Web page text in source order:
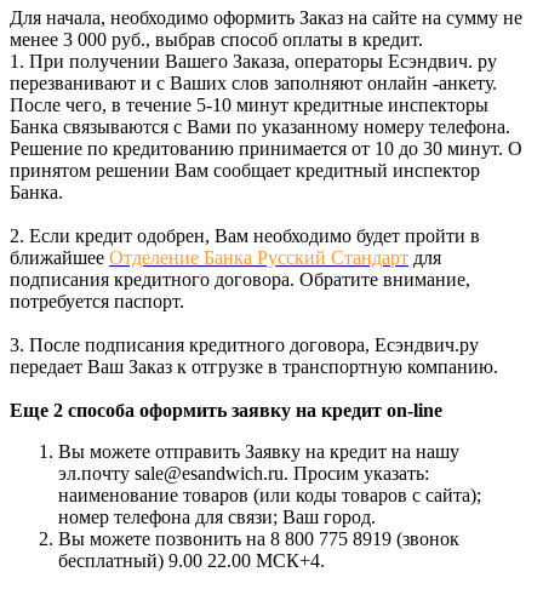
Для начала, необходимо оформить Заказ на сайте на сумму не
менее 3 000 руб., выбрав способ оплаты в кредит.
1. При получении Вашего Заказа, операторы Есэндвич. ру
перезванивают и с Ваших слов заполняют онлайн -анкету.
После чего, в течение 5-10 минут кредитные инспекторы
Банка связываются с Вами по указанному номеру телефона.
Решение по кредитованию принимается от 10 до 30 минут. О
принятом решении Вам сообщает кредитный инспектор
Банка.
2. Если кредит одобрен, Вам необходимо будет пройти в
ближайшее Отделение Банка Русский Стандарт для
подписания кредитного договора. Обратите внимание,
потребуется паспорт.
3. После подписания кредитного договора, Есэндвич.ру
передает Ваш Заказ к отгрузке в транспортную компанию.
Еще 2 способа оформить заявку на кредит on-line
Вы можете отправить Заявку на кредит на нашу
эл.почту sale@esandwich.ru. Просим указать:
наименование товаров (или коды товаров с сайта);
номер телефона для связи; Ваш город.
Вы можете позвонить на 8 800 775 8919 (звонок
бесплатный) 9.00 22.00 МСК+4.